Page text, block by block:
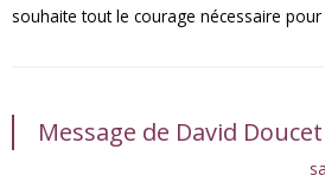
souhaite tout le courage nécessaire
Message de David Doucet